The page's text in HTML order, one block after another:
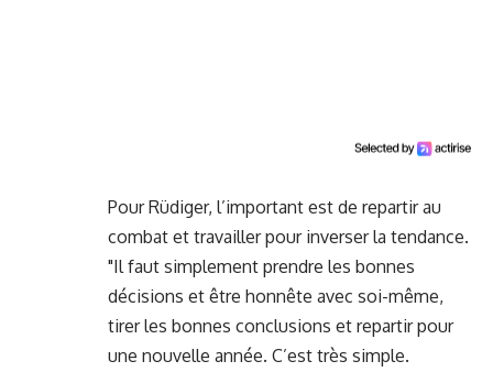
Pour Rüdiger, l’important est de repartir au
combat et travailler pour inverser la tendance.
"Il faut simplement prendre les bonnes
décisions et être honnête avec soi-même,
tirer les bonnes conclusions et repartir pour
une nouvelle année. C’est très simple.